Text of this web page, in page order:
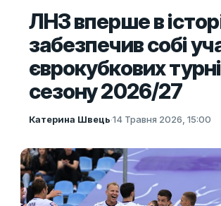
ЛНЗ вперше в
забезпечив собі
єврокубкових
сезону 2026/27
Катерина Швець·14 Травня 2026, 15:00